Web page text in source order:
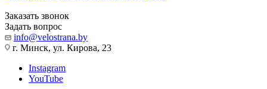
Заказать звонок
Задать вопрос
info@velostrana.by
г. Минск, ул. Кирова, 23
Instagram
YouTube